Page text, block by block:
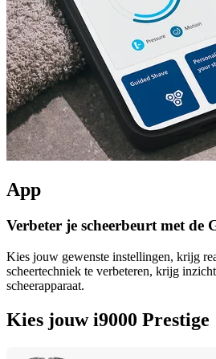
App
Verbeter je scheerbeurt met de
Kies jouw gewenste instellingen, krijg
scheertechniek te verbeteren, krijg
scheerapparaat.
Kies jouw i9000 Prestige